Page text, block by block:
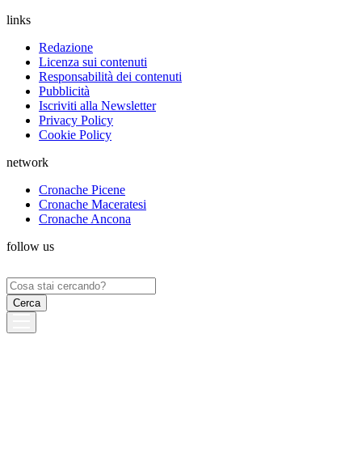
links
Redazione
Licenza sui contenuti
Responsabilità dei contenuti
Pubblicità
Iscriviti alla Newsletter
Privacy Policy
Cookie Policy
network
Cronache Picene
Cronache Maceratesi
Cronache Ancona
follow us
Ricerca
per: